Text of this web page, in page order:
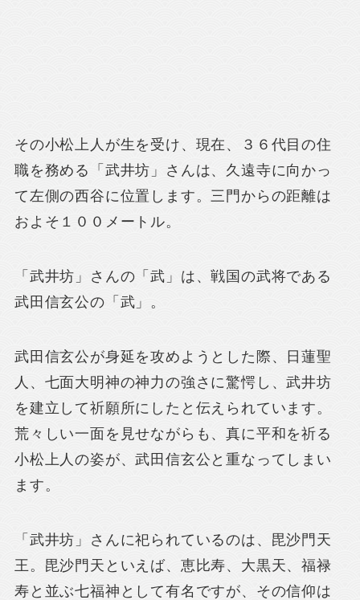
その小松上人が生を受け、現在、３６代目の住
職を務める「武井坊」さんは、久遠寺に向かっ
て左側の西谷に位置します。三門からの距離は
およそ１００メートル。
「武井坊」さんの「武」は、戦国の武将である
武田信玄公の「武」。
武田信玄公が身延を攻めようとした際、日蓮聖
人、七面大明神の神力の強さに驚愕し、武井坊
を建立して祈願所にしたと伝えられています。
荒々しい一面を見せながらも、真に平和を祈る
小松上人の姿が、武田信玄公と重なってしまい
ます。
「武井坊」さんに祀られているのは、毘沙門天
王。毘沙門天といえば、恵比寿、大黒天、福禄
寿と並ぶ七福神として有名ですが、その信仰は